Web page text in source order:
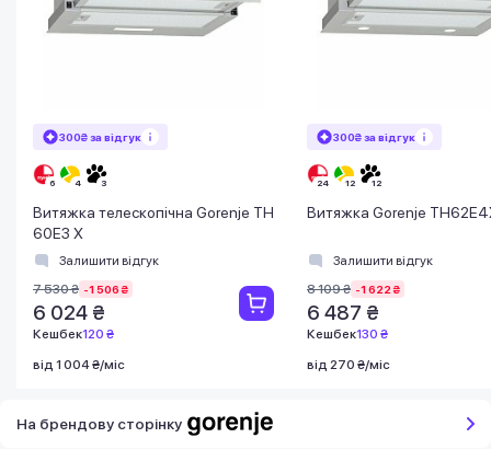
300₴ за відгук
Витяжка телескопічна Gorenje TH
60E3 X
Залишити відгук
7 530 ₴ -1 506 ₴
6 024 ₴
Кешбек120 ₴
від 1 004 ₴/міс
300₴ за відгук
Витяжка Gorenje
Залишити відгук
8 109 ₴ -1 622 ₴
6 487 ₴
Кешбек130 ₴
від 270 ₴/міс
На брендову сторінку